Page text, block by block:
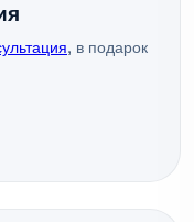
, в подарок